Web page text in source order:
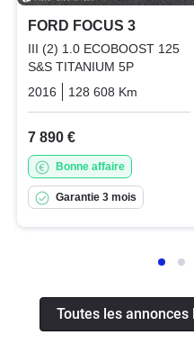
FORD FOCUS 3
III (2) 1.0 ECOBOOST 125
S&S TITANIUM 5P
2016
128 608 Km
7 890 €
Bonne affaire
Garantie 3 mois
Toutes les annonces